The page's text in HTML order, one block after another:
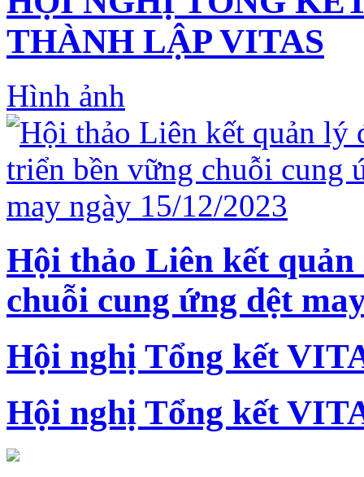
THÀNH LẬP VITAS
Hình ảnh
Hội thảo Liên kết
chuỗi cung ứng dệt
Hội nghị Tổng kết
Hội nghị Tổng kết